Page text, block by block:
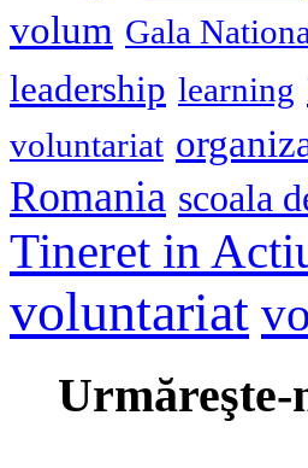
volum Gala
leadership learning
voluntariat
Romania scoala
Tineret in
voluntariat
Urmăreşte-